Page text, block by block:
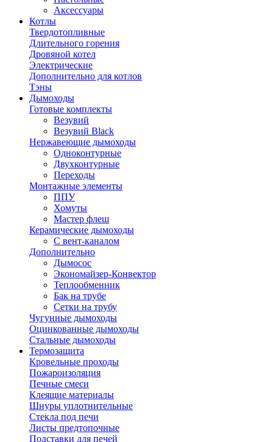
Аксессуары
Котлы
Твердотопливные
Длительного горения
Дровяной котел
Электрические
Дополнительно для котлов
Тэны
Дымоходы
Готовые комплекты
Везувий
Везувий Black
Нержавеющие дымоходы
Одноконтурные
Двухконтурные
Переходы
Монтажные элементы
ППУ
Хомуты
Мастер флеш
Керамические дымоходы
С вент-каналом
Дополнительно
Дымосос
Экономайзер-Конвектор
Теплообменник
Бак на трубе
Сетки на трубу
Чугунные дымоходы
Оцинкованные дымоходы
Стальные дымоходы
Термозащита
Кровельные проходы
Пожароизоляция
Печные смеси
Клеящие материалы
Шнуры уплотнительные
Стекла под печи
Листы предтопочные
Подставки для печей